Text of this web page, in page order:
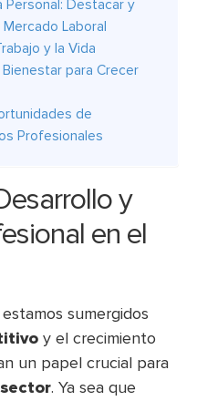
Personal: Destacar y
Laboral
y la Vida
para Crecer
de
Profesionales
y
en el
sumergidos
y el crecimiento
un papel crucial para
. Ya sea que